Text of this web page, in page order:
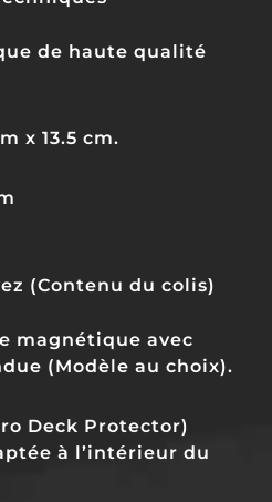
de haute qualité
x 13.5 cm.
(Contenu du colis)
magnétique avec
(Modèle au choix).
Deck Protector)
à l’intérieur du